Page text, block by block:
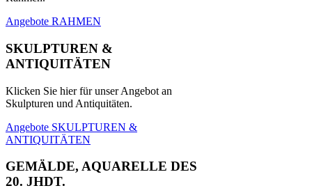
Angebote RAHMEN
SKULPTUREN &
ANTIQUITÄTEN
Klicken Sie hier für unser Angebot an
Skulpturen und Antiquitäten.
Angebote SKULPTUREN &
ANTIQUITÄTEN
GEMÄLDE, AQUARELLE DES
20. JHDT.